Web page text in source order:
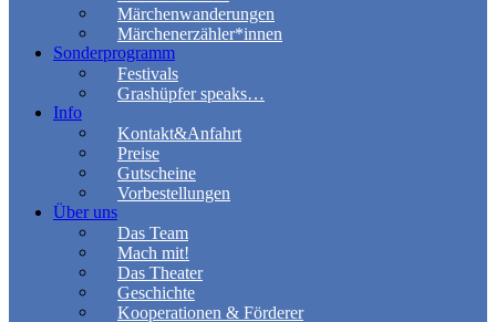
Märchenwanderungen
Märchenerzähler*innen
Sonderprogramm
Festivals
Grashüpfer speaks…
Info
Kontakt&Anfahrt
Preise
Gutscheine
Vorbestellungen
Über uns
Das Team
Mach mit!
Das Theater
Geschichte
Kooperationen & Förderer